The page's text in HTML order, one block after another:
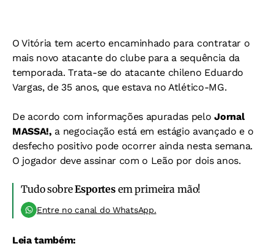
O Vitória tem acerto encaminhado para contratar o
mais novo atacante do clube para a sequência da
temporada. Trata-se do atacante chileno Eduardo
Vargas, de 35 anos, que estava no Atlético-MG.
De acordo com informações apuradas peloJornal
MASSA!, a negociação está em estágio avançado e o
desfecho positivo pode ocorrer ainda nesta semana.
O jogador deve assinar com o Leão por dois anos.
Tudo sobreEsportesem primeira mão!
Entre no canal do WhatsApp.
Leia também: